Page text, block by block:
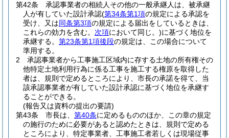
第42条
承認事業者の相続人その他の一般承継人は、被承継
人が有していた設計承認(第34条第1項の規定による承認を
受け、又は同条第3項の規定による届出をしているときは、
これらの効力を含む。 次項において同じ。)に基づく地位を
承継する。 第23条第1項後段の規定は、この場合について
準用する。
2
承認事業者から工事施工区域内に存する土地の所有権その
他特定土地利用行為に係る工事を施工する権原を取得した
者は、規則で定めるところにより、市長の承諾を得て、当
該承認事業者が有していた設計承認に基づく地位を承継す
ることができる。
(報告又は資料の提出の要請)
第43条
市長は、 第40条に定めるもののほか、この章の規定
の施行のために必要があると認めたときは、規則で定める
ところにより、特定事業者、工事施工者若しくは現場従事